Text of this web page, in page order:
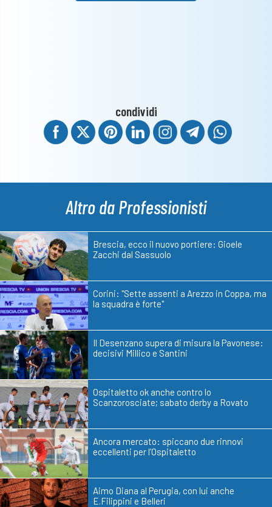
condividi
Altro da Professionisti
Brescia, ecco il nuovo portiere: Gioele
Zacchi dal Sassuolo
Corini: "Sette assenti a Arezzo in Coppa, ma
la squadra è forte"
Il Desenzano supera di misura la Pavonese:
decisivi Millico e Santini
Ospitaletto ok anche contro lo
Scanzorosciate; sabato derby a Rovato
Ancora mercato: spiccano due rinnovi
eccellenti per l’Ospitaletto
Aimo Diana al Perugia, con lui anche
E.Filippini e Belleri